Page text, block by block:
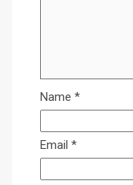
Name *
Email *